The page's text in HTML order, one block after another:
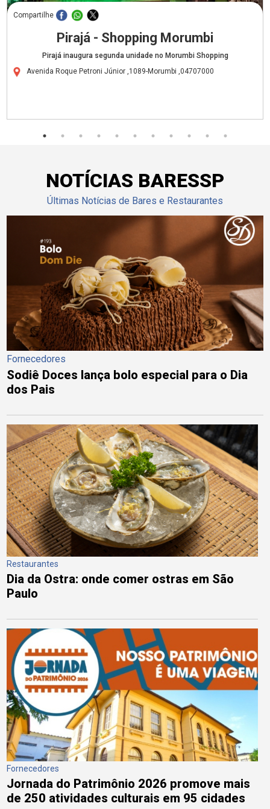
Compartilhe
Pirajá - Shopping Morumbi
Pirajá inaugura segunda unidade no Morumbi Shopping
Avenida Roque Petroni Júnior ,1089-Morumbi ,04707000
NOTÍCIAS BARESSP
Últimas Notícias de Bares e Restaurantes
Fornecedores
Sodiê Doces lança bolo especial para o Dia
dos Pais
Restaurantes
Dia da Ostra: onde comer ostras em São
Paulo
Fornecedores
Jornada do Patrimônio 2026 promove mais
de 250 atividades culturais em 95 cidades